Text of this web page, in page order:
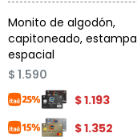
Monito de algodón,
capitoneado, estampa
espacial
$ 1.590
$1.193
$1.352